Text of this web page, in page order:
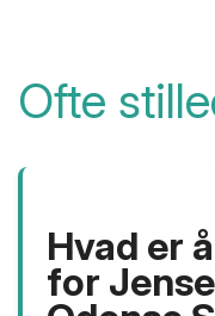
Ofte
Hvad er
for